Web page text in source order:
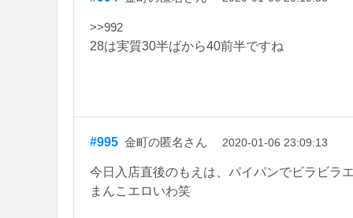
>>992
28は実質30半ばから40前半ですね
#995 金町の匿名さん 2020-01-06 23:09:13
今日入店直後のもえは、パイパンでビラビラ
まんこエロいわ笑